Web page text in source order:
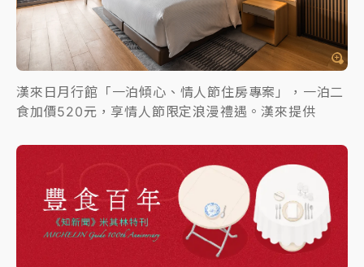
漢來日月行館「一泊傾心、情人節住房專案」，一泊二
食加價520元，享情人節限定浪漫禮遇。漢來提供